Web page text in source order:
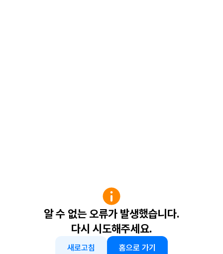
알 수 없는 오류가 발생했습니다.
다시 시도해주세요.
새로고침 홈으로 가기